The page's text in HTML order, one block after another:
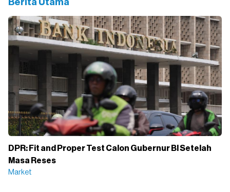
Berita Utama
DPR: Fit and Proper Test Calon Gubernur BI Setelah
Masa Reses
Market